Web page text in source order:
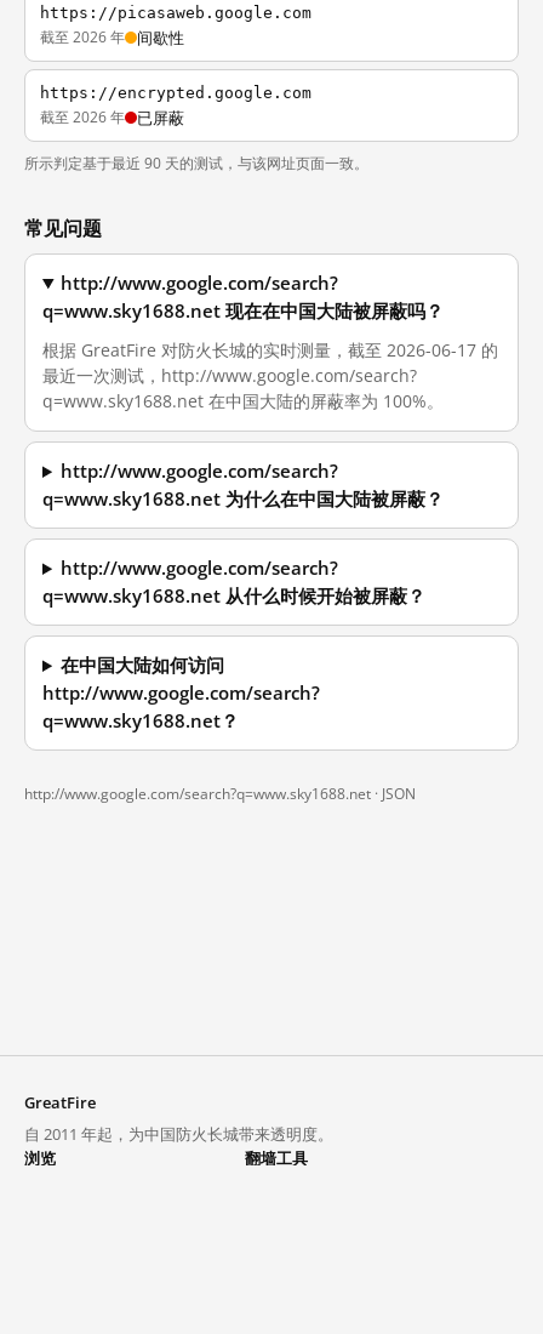
https://picasaweb.google.com
截至 2026 年 间歇性
https://encrypted.google.com
截至 2026 年 已屏蔽
所示判定基于最近 90 天的测试，与该网址页面一致。
常见问题
http://www.google.com/search?
q=www.sky1688.net 现在在中国大陆被屏蔽吗？
根据 GreatFire 对防火长城的实时测量，截至 2026-06-17 的
最近一次测试，http://www.google.com/search?
q=www.sky1688.net 在中国大陆的屏蔽率为 100%。
http://www.google.com/search?
q=www.sky1688.net 为什么在中国大陆被屏蔽？
http://www.google.com/search?
q=www.sky1688.net 从什么时候开始被屏蔽？
在中国大陆如何访问
http://www.google.com/search?
q=www.sky1688.net？
http://www.google.com/search?q=www.sky1688.net · JSON
GreatFire
自 2011 年起，为中国防火长城带来透明度。
浏览
翻墙工具